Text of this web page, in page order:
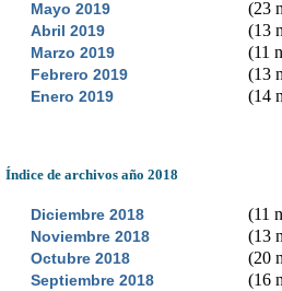
Mayo 2019 (23
Abril 2019 (13
Marzo 2019 (11
Febrero 2019 (13
Enero 2019 (14
Índice de archivos año 2018
Diciembre 2018 (11
Noviembre 2018 (13
Octubre 2018 (20
Septiembre 2018 (16